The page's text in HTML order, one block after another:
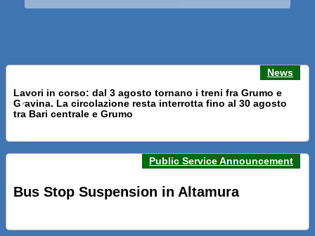
News
Lavori in corso: dal 3 agosto tornano i treni fra Grumo e
Gravina. La circolazione resta interrotta fino al 30 agosto
tra Bari centrale e Grumo
PRESENTATI A BARI NUOVI SERVIZI FALMAPS E LIVECHAT.
IL TUO BUS ED IL TUO TRENO
Previous news Next
Public Service Announcement
Bus Stop Suspension in Altamura